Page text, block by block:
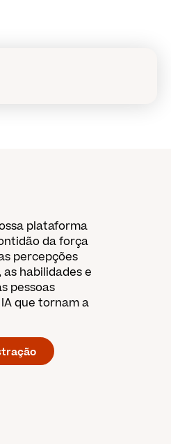
plataforma
da força
percepções
habilidades e
pessoas
que tornam a